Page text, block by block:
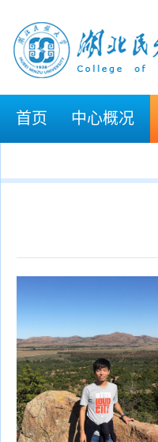
首页 中心概况